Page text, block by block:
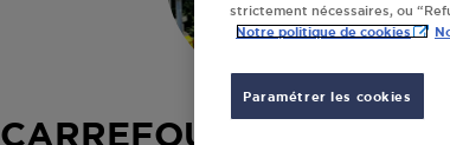
CARREFOUR MARKET
strictement nécessaires, ou
Notre politique de cookies
Paramétrer les cookies